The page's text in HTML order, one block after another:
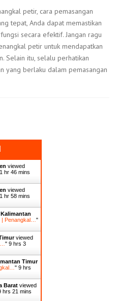
petir, cara pemasangan
tepat, Anda dapat memastikan
secara efektif. Jangan ragu
petir untuk mendapatkan
Selain itu, selalu perhatikan
yang berlaku dalam pemasangan
viewed
1 hr 46 mins
viewed
1 hr 58 mins
Penangkal… "
viewed
" 9 hrs 3
Timur
" 9 hrs
Barat viewed
hrs 21 mins